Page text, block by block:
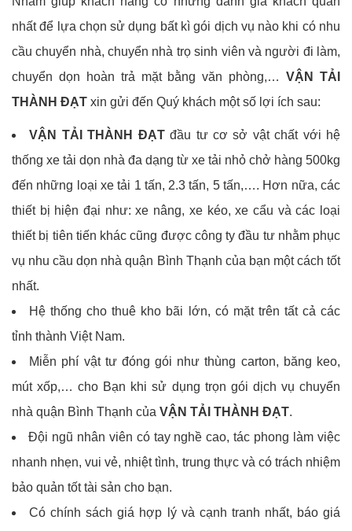
nhất để lựa chọn sử dụng bất kì gói dịch vụ nào khi có nhu
cầu chuyển nhà, chuyển nhà trọ sinh viên và người đi làm,
chuyển dọn hoàn trả mặt bằng văn phòng,…VẬN TẢI
THÀNH ĐẠT xin gửi đến Quý khách một số lợi ích sau:
VẬN TẢI THÀNH ĐẠTđầu tư cơ sở vật chất với hệ
thống xe tải dọn nhà đa dạng từ xe tải nhỏ chở hàng 500kg
đến những loại xe tải 1 tấn, 2.3 tấn, 5 tấn,…. Hơn nữa, các
thiết bị hiện đại như: xe nâng, xe kéo, xe cẩu và các loại
thiết bị tiên tiến khác cũng được công ty đầu tư nhằm phục
vụ nhu cầu dọn nhà quận Bình Thạnh của bạn một cách tốt
nhất.
Hệ thống cho thuê kho bãi lớn, có mặt trên tất cả các
tỉnh thành Việt Nam.
Miễn phí vật tư đóng gói như thùng carton, băng keo,
mút xốp,… cho Bạn khi sử dụng trọn gói dịch vụ chuyển
nhà quận Bình Thạnh của VẬN TẢI THÀNH ĐẠT.
Đội ngũ nhân viên có tay nghề cao, tác phong làm việc
nhanh nhẹn, vui vẻ, nhiệt tình, trung thực và có trách nhiệm
bảo quản tốt tài sản cho bạn.
Có chính sách giá hợp lý và cạnh tranh nhất, báo giá